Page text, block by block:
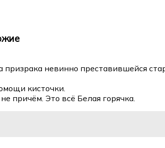
призрака невинно преставившейся
кисточки.
причём. Это всё Белая горячка.